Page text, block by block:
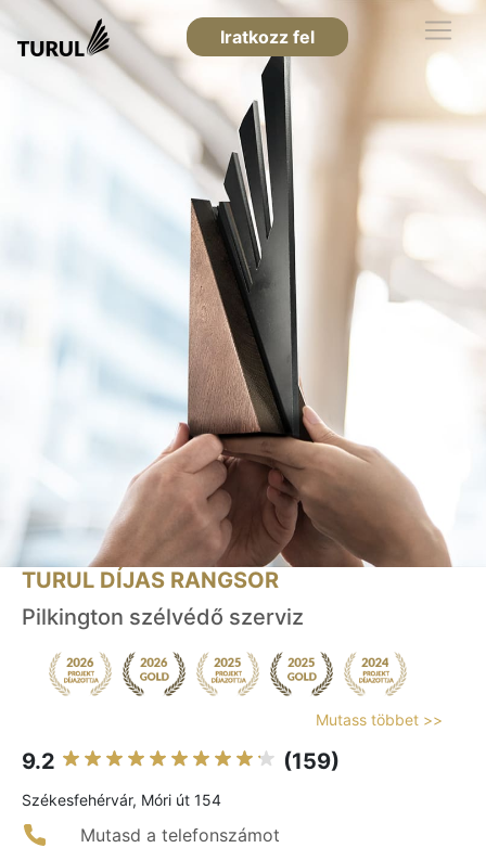
Iratkozz fel
TURUL DÍJAS RANGSOR
Pilkington szélvédő szerviz
Mutass többet >>
9.2 (159)
Székesfehérvár, Móri út 154
Mutasd a telefonszámot